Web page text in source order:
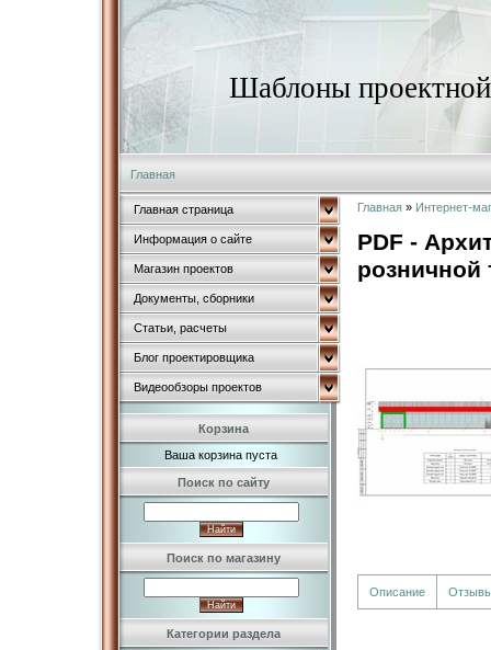
Шаблоны
Главная
Главная страница
Информация о сайте
Магазин проектов
Документы, сборники
Статьи, расчеты
Блог проектировщика
Видеообзоры проектов
Корзина
Ваша корзина пуста
Поиск по сайту
Поиск по магазину
Категории раздела
Главная » Интернет-
PDF -
Описание